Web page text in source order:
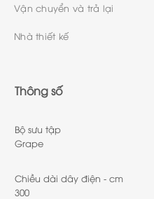
Vận chuyển và trả lại
Nhà thiết kế
Thông số
Bộ sưu tập
Grape
Chiều dài dây điện - cm
300